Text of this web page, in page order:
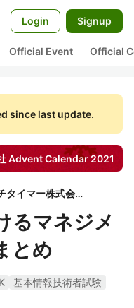
Login Signup
Official Event Official
since last update.
Advent Calendar2021
クランチタイマー株式会社
るマネジメ
とめ
基本情報技術者試験